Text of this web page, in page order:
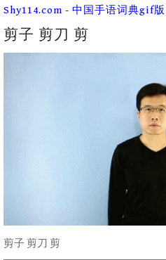
Skip
content
Shy114.com - 中国手语词典gif版
剪子 剪刀 剪
剪子 剪刀 剪